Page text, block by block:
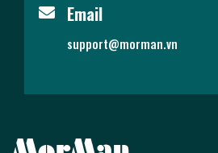
Email
support@morman.vn